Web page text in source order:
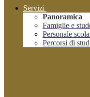
Servizi
Panoramica
Famiglie e
Personale
Percorsi di